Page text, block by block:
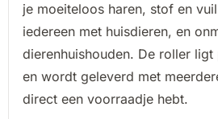
je moeiteloos haren, stof en
iedereen met huisdieren, en
dierenhuishouden. De roller
en wordt geleverd met
direct een voorraadje hebt.